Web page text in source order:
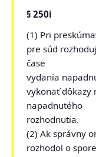
§ 250i
(1) Pri
pre súd
čase
vydania
vykonať dôkazy
napadnutého
rozhodnutia.
(2) Ak správny
rozhodol o